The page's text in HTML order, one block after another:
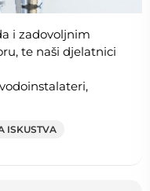
i zadovoljnim
te naši djelatnici
ISKUSTVA